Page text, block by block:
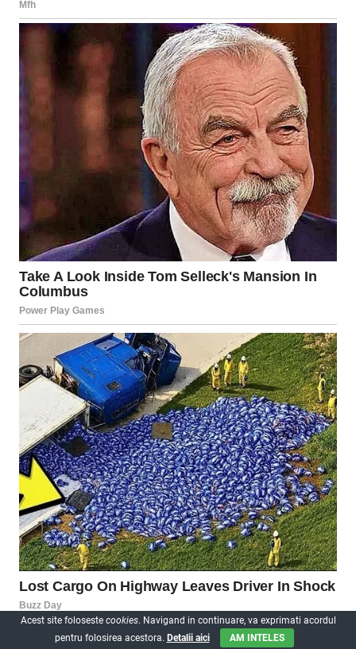
Acest site foloseste cookies. Navigand in continuare, va exprimati acordul
pentru folosirea acestora. Detalii aici AM INTELES